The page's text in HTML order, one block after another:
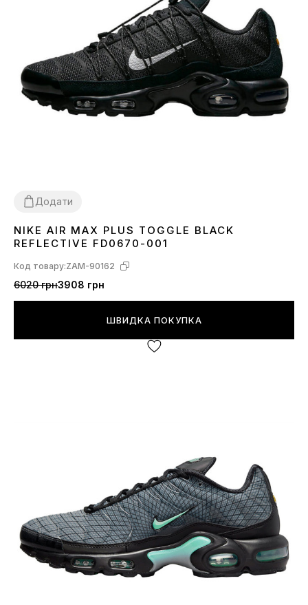
Додати
4142 44
NIKE AIR MAX PLUS TOGGLE BLACK
REFLECTIVE FD0670-001
Код товару:ZAM-90162
6020 грн3908 грн
ШВИДКА ПОКУПКА